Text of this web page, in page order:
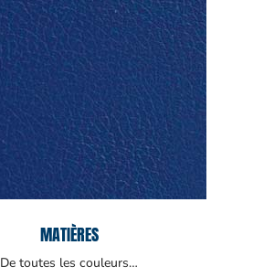
MATIÈRES
De toutes les couleurs…